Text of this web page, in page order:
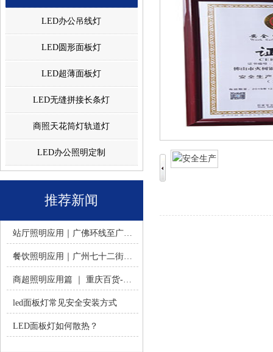
LED办公吊线灯
LED圆形面板灯
LED超薄面板灯
LED无缝拼接长条灯
商照天花筒灯轨道灯
LED办公照明定制
推荐新闻
站厅照明应用｜广佛环线至广州南站 -佛山火树银花照明
餐饮照明应用｜广州七十二街道餐饮连锁-佛山火树银花照明
商超照明应用篇 ｜ 重庆百货-佛山火树银花照明合作历程
led面板灯常见安全安装方式
LED面板灯如何散热？